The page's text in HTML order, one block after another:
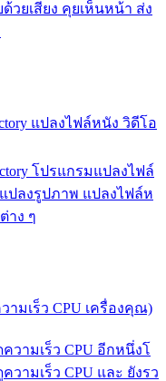
วยเสียง คุยเห็นหน้า ส่ง
แปลงไฟล์หนัง วิดีโอ
โปรแกรมแปลงไฟล์
ปลงรูปภาพ แปลงไฟล์ห
าง ๆ
ามเร็ว CPU เครื่องคุณ)
วามเร็ว CPU อีกหนึ่งโ
ามเร็ว CPU และ ยังรว